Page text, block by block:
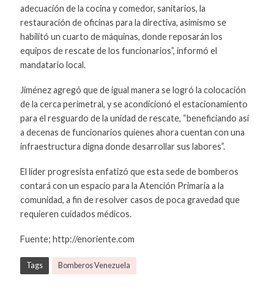
adecuación de la cocina y comedor, sanitarios, la
restauración de oficinas para la directiva, asimismo se
habilitó un cuarto de máquinas, donde reposarán los
equipos de rescate de los funcionarios”, informó el
mandatario local.
Jiménez agregó que de igual manera se logró la colocación
de la cerca perimetral, y se acondicionó el estacionamiento
para el resguardo de la unidad de rescate, “beneficiando así
a decenas de funcionarios quienes ahora cuentan con una
infraestructura digna donde desarrollar sus labores”.
El líder progresista enfatizó que esta sede de bomberos
contará con un espacio para la Atención Primaria a la
comunidad, a fin de resolver casos de poca gravedad que
requieren cuidados médicos.
Fuente; http://enoriente.com
Tags Bomberos Venezuela